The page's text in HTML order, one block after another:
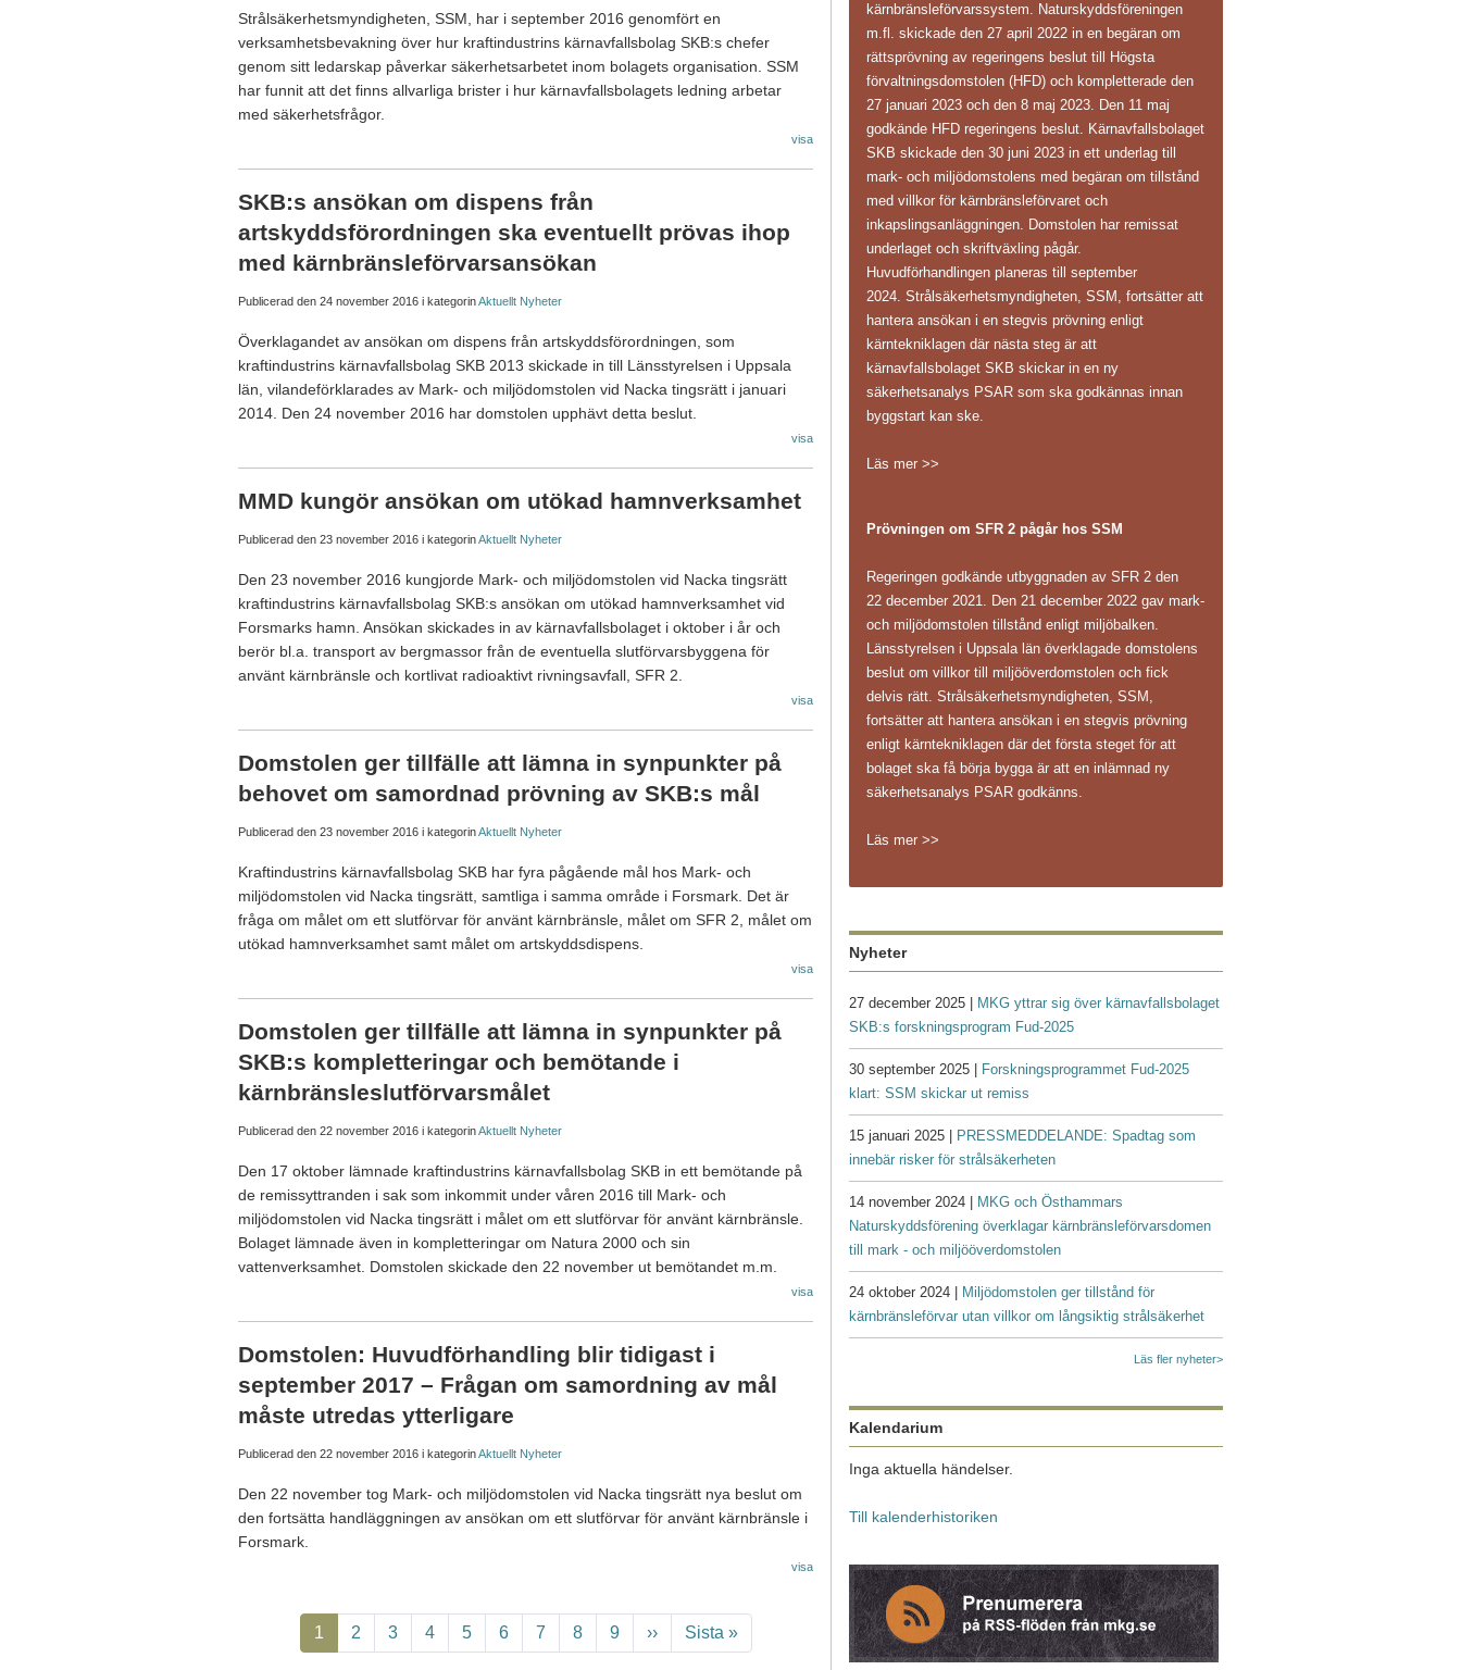
Strålsäkerhetsmyndigheten, SSM, har i september 2016 genomfört en
verksamhetsbevakning över hur kraftindustrins kärnavfallsbolag SKB:s chefer
genom sitt ledarskap påverkar säkerhetsarbetet inom bolagets organisation. SSM
har funnit att det finns allvarliga brister i hur kärnavfallsbolagets ledning arbetar
med säkerhetsfrågor.
visa
SKB:s ansökan om dispens från
artskyddsförordningen ska eventuellt prövas ihop
med kärnbränsleförvarsansökan
Publicerad den 24 november 2016 i kategorinAktuellt Nyheter
Överklagandet av ansökan om dispens från artskyddsförordningen, som
kraftindustrins kärnavfallsbolag SKB 2013 skickade in till Länsstyrelsen i Uppsala
län, vilandeförklarades av Mark- och miljödomstolen vid Nacka tingsrätt i januari
2014. Den 24 november 2016 har domstolen upphävt detta beslut.
visa
MMD kungör ansökan om utökad hamnverksamhet
Publicerad den 23 november 2016 i kategorinAktuellt Nyheter
Den 23 november 2016 kungjorde Mark- och miljödomstolen vid Nacka tingsrätt
kraftindustrins kärnavfallsbolag SKB:s ansökan om utökad hamnverksamhet vid
Forsmarks hamn. Ansökan skickades in av kärnavfallsbolaget i oktober i år och
berör bl.a. transport av bergmassor från de eventuella slutförvarsbyggena för
använt kärnbränsle och kortlivat radioaktivt rivningsavfall, SFR 2.
visa
Domstolen ger tillfälle att lämna in synpunkter på
behovet om samordnad prövning av SKB:s mål
Publicerad den 23 november 2016 i kategorinAktuellt Nyheter
Kraftindustrins kärnavfallsbolag SKB har fyra pågående mål hos Mark- och
miljödomstolen vid Nacka tingsrätt, samtliga i samma område i Forsmark. Det är
fråga om målet om ett slutförvar för använt kärnbränsle, målet om SFR 2, målet om
utökad hamnverksamhet samt målet om artskyddsdispens.
visa
Domstolen ger tillfälle att lämna in synpunkter på
SKB:s kompletteringar och bemötande i
kärnbränsleslutförvarsmålet
Publicerad den 22 november 2016 i kategorinAktuellt Nyheter
Den 17 oktober lämnade kraftindustrins kärnavfallsbolag SKB in ett bemötande på
de remissyttranden i sak som inkommit under våren 2016 till Mark- och
miljödomstolen vid Nacka tingsrätt i målet om ett slutförvar för använt kärnbränsle.
Bolaget lämnade även in kompletteringar om Natura 2000 och sin
vattenverksamhet. Domstolen skickade den 22 november ut bemötandet m.m.
visa
Domstolen: Huvudförhandling blir tidigast i
september 2017 – Frågan om samordning av mål
måste utredas ytterligare
Publicerad den 22 november 2016 i kategorinAktuellt Nyheter
Den 22 november tog Mark- och miljödomstolen vid Nacka tingsrätt nya beslut om
den fortsätta handläggningen av ansökan om ett slutförvar för använt kärnbränsle i
Forsmark.
visa
Paginering
Nuvarande sida
1 Page
2 Page
3 Page
4 Page
5 Page
6 Page
7 Page
8 Page
9 Nästa sida
›› Sista sidan
Sista »
kärnbränsleförvarssystem. Naturskyddsföreningen
m.fl. skickade den 27 april 2022 in en begäran om
rättsprövning av regeringens beslut till Högsta
förvaltningsdomstolen (HFD) och kompletterade den
27 januari 2023 och den 8 maj 2023. Den 11 maj
godkände HFD regeringens beslut. Kärnavfallsbolaget
SKB skickade den 30 juni 2023 in ett underlag till
mark- och miljödomstolens med begäran om tillstånd
med villkor för kärnbränsleförvaret och
inkapslingsanläggningen. Domstolen har remissat
underlaget och skriftväxling pågår.
Huvudförhandlingen planeras till september
2024. Strålsäkerhetsmyndigheten, SSM, fortsätter att
hantera ansökan i en stegvis prövning enligt
kärntekniklagen där nästa steg är att
kärnavfallsbolaget SKB skickar in en ny
säkerhetsanalys PSAR som ska godkännas innan
byggstart kan ske.
Läs mer >>
Prövningen om SFR 2 pågår hos SSM
Regeringen godkände utbyggnaden av SFR 2 den
22 december 2021. Den 21 december 2022 gav mark-
och miljödomstolen tillstånd enligt miljöbalken.
Länsstyrelsen i Uppsala län överklagade domstolens
beslut om villkor till miljööverdomstolen och fick
delvis rätt. Strålsäkerhetsmyndigheten, SSM,
fortsätter att hantera ansökan i en stegvis prövning
enligt kärntekniklagen där det första steget för att
bolaget ska få börja bygga är att en inlämnad ny
säkerhetsanalys PSAR godkänns.
Läs mer >>
Nyheter
27 december 2025 |
MKG yttrar sig över kärnavfallsbolaget
SKB:s forskningsprogram Fud-2025
30 september 2025 |
Forskningsprogrammet Fud-2025
klart: SSM skickar ut remiss
15 januari 2025 |
PRESSMEDDELANDE: Spadtag som
innebär risker för strålsäkerheten
14 november 2024 |
MKG och Östhammars
Naturskyddsförening överklagar kärnbränsleförvarsdomen
till mark - och miljööverdomstolen
24 oktober 2024 |
Miljödomstolen ger tillstånd för
kärnbränsleförvar utan villkor om långsiktig strålsäkerhet
Läs fler nyheter>
Kalendarium
Inga aktuella händelser.
Till kalenderhistoriken